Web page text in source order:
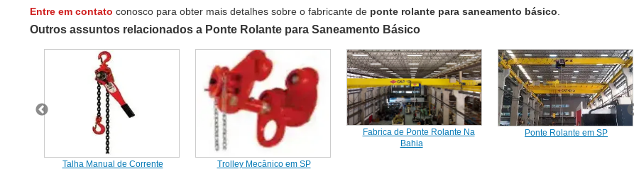
Entre em contato conosco para obter mais detalhes sobre o fabricante de ponte rolante para saneamento básico
Outros assuntos relacionados a Ponte Rolante para Saneamento Básico
Talha Manual de Corrente Trolley Mecânico em SP
Fabrica de Ponte Rolante Na
Bahia
Ponte Rolante em SP